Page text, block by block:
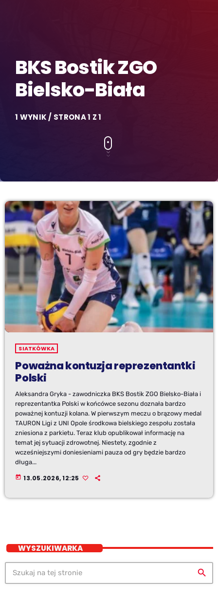
BKS Bostik ZGO
Bielsko-Biała
1 WYNIK / STRONA 1 Z 1
SIATKÓWKA
Poważna kontuzja reprezentantki
Polski
Aleksandra Gryka - zawodniczka BKS Bostik ZGO Bielsko-Biała i
reprezentantka Polski w końcówce sezonu doznała bardzo
poważnej kontuzji kolana. W pierwszym meczu o brązowy medal
TAURON Ligi z UNI Opole środkowa bielskiego zespołu została
zniesiona z parkietu. Teraz klub opublikował informację na
temat jej sytuacji zdrowotnej. Niestety, zgodnie z
wcześniejszymi doniesieniami pauza od gry będzie bardzo
długa...
today 13.05.2026, 12:25
WYSZUKIWARKA
search